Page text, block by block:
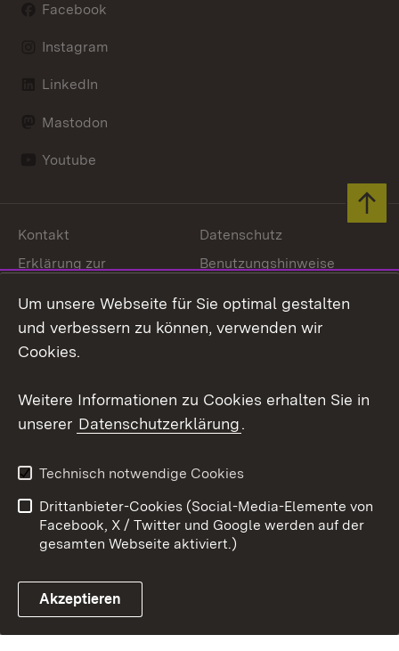
Facebook
Instagram
LinkedIn
Mastodon
Youtube
Kontakt
Datenschutz
Erklärung zur
Benutzungshinweise
Impressum Cookies
Um unsere Webseite für Sie optimal gestalten
und verbessern zu können, verwenden wir
Cookies.
Weitere Informationen zu Cookies erhalten Sie in
unserer Datenschutzerklärung.
Technisch notwendige Cookies
Drittanbieter-Cookies (Social-Media-Elemente von
Facebook, X / Twitter und Google werden auf der
gesamten Webseite aktiviert.)
Akzeptieren